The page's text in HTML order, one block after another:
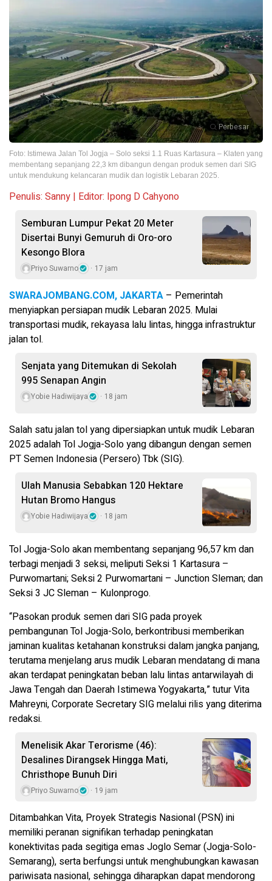
Perbesar
Foto: Istimewa Jalan Tol Jogja – Solo seksi 1.1 Ruas Kartasura – Klaten yang
membentang sepanjang 22,3 km dibangun dengan produk semen dari SIG
untuk mendukung kelancaran mudik dan logistik Lebaran 2025.
Penulis: Sanny | Editor: Ipong D Cahyono
Semburan Lumpur Pekat 20 Meter
Disertai Bunyi Gemuruh di Oro-oro
Kesongo Blora
Priyo Suwarno 17 jam
SWARAJOMBANG.COM, JAKARTA – Pemerintah
menyiapkan persiapan mudik Lebaran 2025. Mulai
transportasi mudik, rekayasa lalu lintas, hingga infrastruktur
jalan tol.
Senjata yang Ditemukan di Sekolah
995 Senapan Angin
Yobie Hadiwijaya 18 jam
Salah satu jalan tol yang dipersiapkan untuk mudik Lebaran
2025 adalah Tol Jogja-Solo yang dibangun dengan semen
PT Semen Indonesia (Persero) Tbk (SIG).
Ulah Manusia Sebabkan 120 Hektare
Hutan Bromo Hangus
Yobie Hadiwijaya 18 jam
Tol Jogja-Solo akan membentang sepanjang 96,57 km dan
terbagi menjadi 3 seksi, meliputi Seksi 1 Kartasura –
Purwomartani; Seksi 2 Purwomartani – Junction Sleman; dan
Seksi 3 JC Sleman – Kulonprogo.
“Pasokan produk semen dari SIG pada proyek
pembangunan Tol Jogja-Solo, berkontribusi memberikan
jaminan kualitas ketahanan konstruksi dalam jangka panjang,
terutama menjelang arus mudik Lebaran mendatang di mana
akan terdapat peningkatan beban lalu lintas antarwilayah di
Jawa Tengah dan Daerah Istimewa Yogyakarta,” tutur Vita
Mahreyni, Corporate Secretary SIG melalui rilis yang diterima
redaksi.
Menelisik Akar Terorisme (46):
Desalines Dirangsek Hingga Mati,
Christhope Bunuh Diri
Priyo Suwarno 19 jam
Ditambahkan Vita, Proyek Strategis Nasional (PSN) ini
memiliki peranan signifikan terhadap peningkatan
konektivitas pada segitiga emas Joglo Semar (Jogja-Solo-
Semarang), serta berfungsi untuk menghubungkan kawasan
pariwisata nasional, sehingga diharapkan dapat mendorong